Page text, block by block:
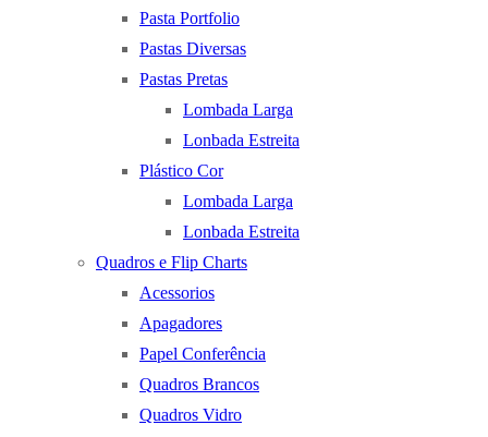
Pasta Portfolio
Pastas Diversas
Pastas Pretas
Lombada Larga
Lonbada Estreita
Plástico Cor
Lombada Larga
Lonbada Estreita
Quadros e Flip Charts
Acessorios
Apagadores
Papel Conferência
Quadros Brancos
Quadros Vidro